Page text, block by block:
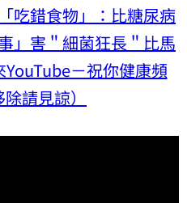
吃錯食物」：比糖尿病
」害＂細菌狂長＂比馬
－祝你健康頻
請見諒）